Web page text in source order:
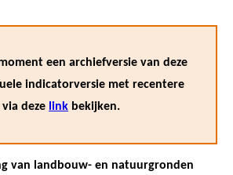
een archiefversie van deze
indicatorversie met recentere
deze link bekijken.
van landbouw- en natuurgronden